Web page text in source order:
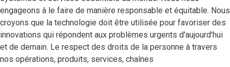
engageons à le faire de manière responsable et équitable. Nous
croyons que la technologie doit être utilisée pour favoriser des
innovations qui répondent aux problèmes urgents d'aujourd'hui
et de demain. Le respect des droits de la personne à travers
nos opérations, produits, services, chaînes